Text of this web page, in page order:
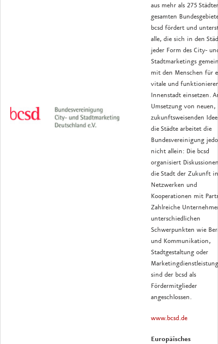
aus mehr als 275
gesamten
bcsd fördert und
alle, die sich in den
jeder Form des City-
Stadtmarketings
mit den Menschen für
vitale und
Innenstadt einsetzen.
Umsetzung von neuen,
zukunftsweisenden
die Städte arbeitet die
Bundesvereinigung
nicht allein: Die bcsd
organisiert
die Stadt der Zukunft in
Netzwerken und
Kooperationen mit
Zahlreiche
unterschiedlichen
Schwerpunkten wie
und Kommunikation,
Stadtgestaltung oder
sind der bcsd als
Fördermitglieder
angeschlossen.
www.bcsd.de
Europäisches